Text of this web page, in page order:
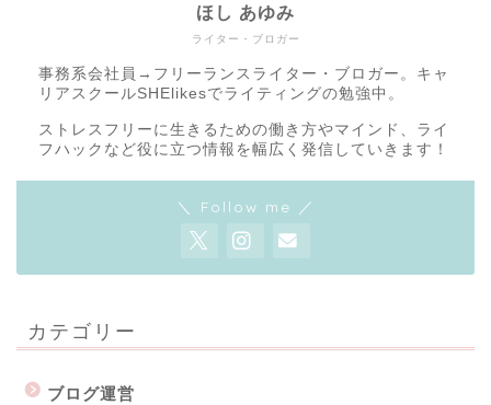
ライター・ブロガー
ほし あゆみ
事務系会社員→フリーランスライター・ブロガー。キャ
リアスクールSHElikesでライティングの勉強中。
ストレスフリーに生きるための働き方やマインド、ライ
フハックなど役に立つ情報を幅広く発信していきます！
＼ Follow me ／
カテゴリー
ブログ運営